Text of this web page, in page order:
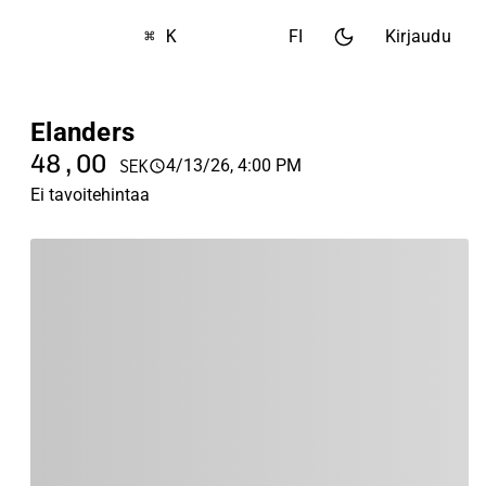
⌘ K FI Kirjaudu
Elanders
48,00 SEK
4/13/26, 4:00 PM
Ei tavoitehintaa